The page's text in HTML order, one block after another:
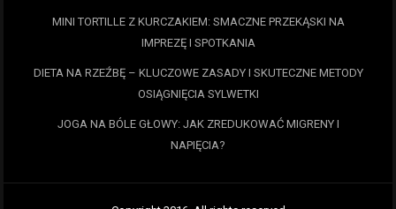
MINI TORTILLE Z KURCZAKIEM: SMACZNE PRZEKĄSKI NA
IMPREZĘ I SPOTKANIA
DIETA NA RZEŹBĘ – KLUCZOWE ZASADY I SKUTECZNE METODY
OSIĄGNIĘCIA SYLWETKI
JOGA NA BÓLE GŁOWY: JAK ZREDUKOWAĆ MIGRENY I
NAPIĘCIA?